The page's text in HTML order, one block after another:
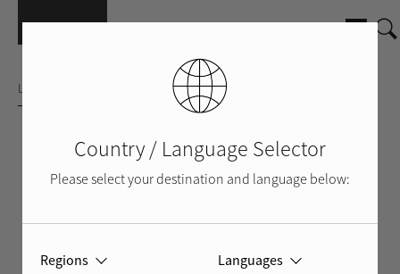
LECTEUR CD
Country / Language Selector
Please select your destination and language below:
Regions Languages